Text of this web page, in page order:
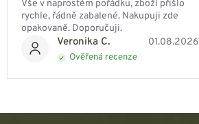
Veronika C. 01.08.2026
Ověřená recenze
Vše v naprostém pořádku, zboží přišlo
rychle, řádně zabalené. Nakupuji zde
opakovaně. Doporučuji.